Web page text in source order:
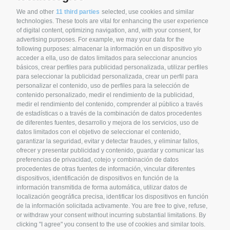
We and other 11 third parties selected, use cookies and similar
technologies. These tools are vital for enhancing the user experience
of digital content, optimizing navigation, and, with your consent, for
advertising purposes. For example, we may your data for the
following purposes: almacenar la información en un dispositivo y/o
acceder a ella, uso de datos limitados para seleccionar anuncios
básicos, crear perfiles para publicidad personalizada, utilizar perfiles
para seleccionar la publicidad personalizada, crear un perfil para
personalizar el contenido, uso de perfiles para la selección de
contenido personalizado, medir el rendimiento de la publicidad,
medir el rendimiento del contenido, comprender al público a través
de estadísticas o a través de la combinación de datos procedentes
de diferentes fuentes, desarrollo y mejora de los servicios, uso de
datos limitados con el objetivo de seleccionar el contenido,
garantizar la seguridad, evitar y detectar fraudes, y eliminar fallos,
ofrecer y presentar publicidad y contenido, guardar y comunicar las
preferencias de privacidad, cotejo y combinación de datos
procedentes de otras fuentes de información, vincular diferentes
dispositivos, identificación de dispositivos en función de la
información transmitida de forma automática, utilizar datos de
localización geográfica precisa, identificar los dispositivos en función
de la información solicitada activamente. You are free to give, refuse,
or withdraw your consent without incurring substantial limitations. By
clicking "I agree" you consent to the use of cookies and similar tools.
SIGNUP FOR NEWSLETTER
Stay up to date on news and promotions.
CLICK HERE TO SIGN UP
SYNCRO GROUP COMPANIES:
SYNCRO GROUP PARTNERS: